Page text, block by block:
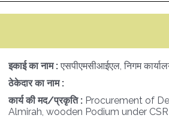
इकाई का नाम : एसपीएमसीआईएल, निगम
ठेकेदार का नाम :
कार्य की मद/प्रकृति : Procurement of
Almirah, wooden Podium under